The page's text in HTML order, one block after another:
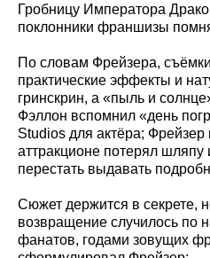
Гробницу Императора
поклонники франшизы
По словам Фрейзера,
практические эффекты и
гринскрин, а «пыль и
Фэллон вспомнил «день
Studios для актёра; Фрейзер
аттракционе потерял
перестать выдавать
Сюжет держится в секрете,
возвращение случилось по
фанатов, годами зовущих